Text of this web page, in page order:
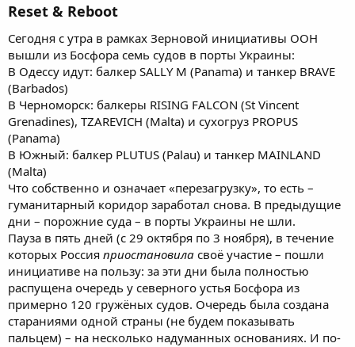
Reset & Reboot
Сегодня с утра в рамках Зерновой инициативы ООН
вышли из Босфора семь судов в порты Украины:
В Одессу идут: балкер SALLY M (Panama) и танкер BRAVE
(Barbados)
В Черноморск: балкеры RISING FALCON (St Vincent
Grenadines), TZAREVICH (Malta) и сухогруз PROPUS
(Panama)
В Южный: балкер PLUTUS (Palau) и танкер MAINLAND
(Malta)
Что собственно и означает «перезагрузку», то есть –
гуманитарный коридор заработал снова. В предыдущие
дни – порожние суда – в порты Украины не шли.
Пауза в пять дней (с 29 октября по 3 ноября), в течение
которых Россия приостановила своё участие – пошли
инициативе на пользу: за эти дни была полностью
распущена очередь у северного устья Босфора из
примерно 120 гружёных судов. Очередь была создана
стараниями одной страны (не будем показывать
пальцем) – на несколько надуманных основаниях. И по-